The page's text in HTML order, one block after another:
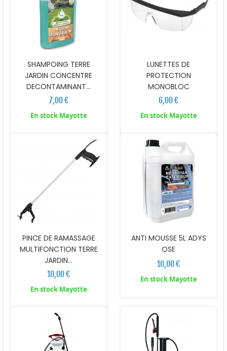
SHAMPOING TERRE
JARDIN CONCENTRE
DECONTAMINANT...
7,00 €
En stock Mayotte
LUNETTES DE
PROTECTION
MONOBLOC
6,00 €
En stock Mayotte
PINCE DE RAMASSAGE
MULTIFONCTION TERRE
JARDIN...
10,00 €
En stock Mayotte
ANTI MOUSSE 5L ADYS
OSE
10,00 €
En stock Mayotte